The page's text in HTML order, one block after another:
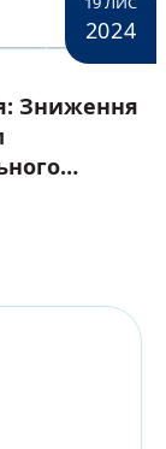
2024
Зниження